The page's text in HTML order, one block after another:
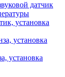
датчик
установка
установка
установка